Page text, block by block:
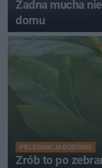
Żadna mucha
domu
PIELĘGNACJA BORÓWKI
Zrób to po